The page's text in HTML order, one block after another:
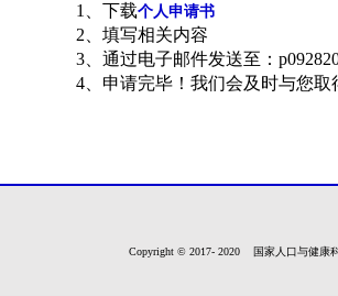
1、下载个人申请书
2、填写相关内容
3、通过电子邮件发送至：
4、申请完毕！我们会及时与您取
Copyright © 2017- 2020 国家人口与健